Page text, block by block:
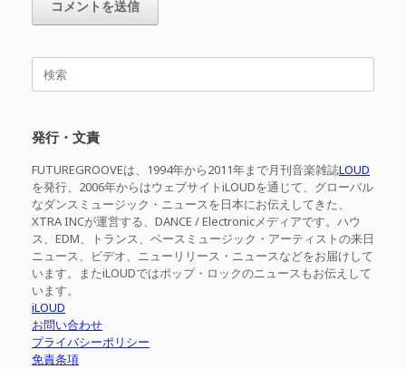
発行・文責
FUTUREGROOVEは、1994年から2011年まで月刊音楽雑誌LOUD
を発行、2006年からはウェブサイトiLOUDを通じて、グローバル
なダンスミュージック・ニュースを日本にお伝えしてきた、
XTRA INCが運営する、DANCE / Electronicメディアです。ハウ
ス、EDM、トランス、ベースミュージック・アーティストの来日
ニュース、ビデオ、ニューリリース・ニュースなどをお届けして
います。またiLOUDではポップ・ロックのニュースもお伝えして
います。
iLOUD
お問い合わせ
プライバシーポリシー
免責条項